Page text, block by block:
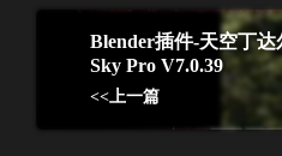
Blender插件-天空丁
Sky Pro V7.0.39
<<上一篇